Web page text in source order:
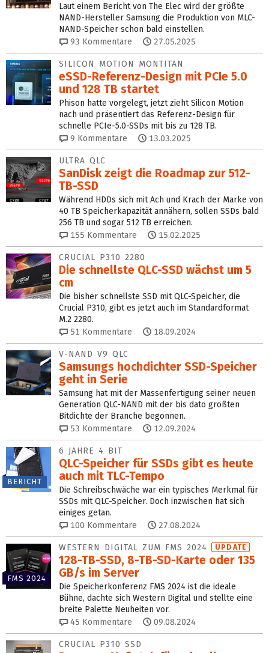
Laut einem Bericht von The Elec wird der größte
NAND-Hersteller Samsung die Produktion von MLC-
NAND-Speicher schon bald einstellen.
93 Kommentare 27.05.2025
SILICON MOTION MONTITAN
eSSD-Referenz-Design mit PCIe 5.0
und 128 TB startet
Phison hatte vorgelegt, jetzt zieht Silicon Motion
nach und präsentiert das Referenz-Design für
schnelle PCIe-5.0-SSDs mit bis zu 128 TB.
9 Kommentare 13.03.2025
ULTRA QLC
SanDisk zeigt die Roadmap zur 512-
TB-SSD
Während HDDs sich mit Ach und Krach der Marke von
40 TB Speicherkapazität annähern, sollen SSDs bald
256 TB und sogar 512 TB erreichen.
155 Kommentare 15.02.2025
CRUCIAL P310 2280
Die schnellste QLC-SSD wächst um 5
cm
Die bisher schnellste SSD mit QLC-Speicher, die
Crucial P310, gibt es jetzt auch im Standardformat
M.2 2280.
51 Kommentare 18.09.2024
V-NAND V9 QLC
Samsungs hochdichter SSD-Speicher
geht in Serie
Samsung hat mit der Massenfertigung seiner neuen
Generation QLC-NAND mit der bis dato größten
Bitdichte der Branche begonnen.
53 Kommentare 12.09.2024
BERICHT
6 JAHRE 4 BIT
QLC-Speicher für SSDs gibt es heute
auch mit TLC-Tempo
Die Schreibschwäche war ein typisches Merkmal für
SSDs mit QLC-Speicher. Doch inzwischen hat sich
einiges getan.
100 Kommentare 27.08.2024
FMS 2024
WESTERN DIGITAL ZUM FMS 2024 UPDATE
128-TB-SSD, 8-TB-SD-Karte oder 135
GB/s im Server
Die Speicherkonferenz FMS 2024 ist die ideale
Bühne, dachte sich Western Digital und stellte eine
breite Palette Neuheiten vor.
45 Kommentare 09.08.2024
CRUCIAL P310 SSD